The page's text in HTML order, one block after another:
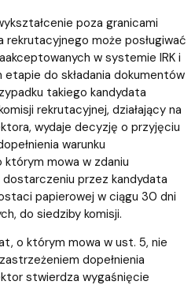
poza granicami
rekrutacyjnego może posługiwać
w systemie IRK i
do składania dokumentów
takiego kandydata
rekrutacyjnej, działający na
wydaje decyzję o przyjęciu
warunku
którym mowa w zdaniu
przez kandydata
papierowej w ciągu 30 dni
do siedziby komisji.
o którym mowa w ust. 5, nie
dopełnienia
stwierdza wygaśnięcie